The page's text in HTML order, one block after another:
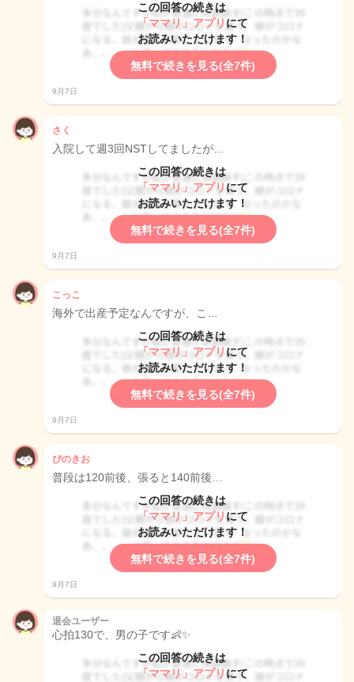
この回答の続きは
「ママリ」アプリ にて
お読みいただけます！
無料で続きを見る(全7件)
9月7日
さく
入院して週3回NSTしてましたが…
この回答の続きは
「ママリ」アプリ にて
お読みいただけます！
無料で続きを見る(全7件)
9月7日
こっこ
海外で出産予定なんですが、こ…
この回答の続きは
「ママリ」アプリ にて
お読みいただけます！
無料で続きを見る(全7件)
9月7日
ぴのきお
普段は120前後、張ると140前後…
この回答の続きは
「ママリ」アプリ にて
お読みいただけます！
無料で続きを見る(全7件)
9月7日
退会ユーザー
心拍130で、男の子です👶✨
この回答の続きは
「ママリ」アプリ にて